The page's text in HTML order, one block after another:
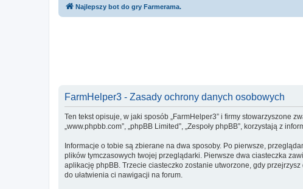
Najlepszy bot do gry Farmerama.
FarmHelper3 - Zasady ochrony danych osobowych
Ten tekst opisuje, w jaki sposób „FarmHelper3” i firmy stowarzyszone
„www.phpbb.com”, „phpBB Limited”, „Zespoły phpBB”, korzystają z
Informacje o tobie są zbierane na dwa sposoby. Po pierwsze,
plików tymczasowych twojej przeglądarki. Pierwsze dwa ciasteczka
aplikację phpBB. Trzecie ciasteczko zostanie utworzone, gdy
do ułatwienia ci nawigacji na forum.